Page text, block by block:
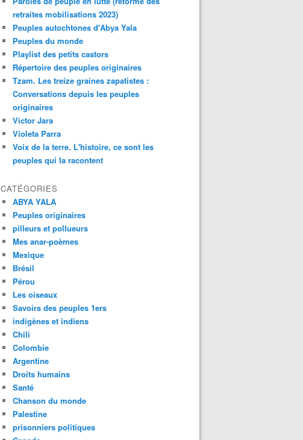
retraites mobilisations 2023)
Peuples autochtones d'Abya Yala
Peuples du monde
Playlist des petits castors
Répertoire des peuples originaires
Tzam. Les treize graines zapatistes :
Conversations depuis les peuples
originaires
Victor Jara
Violeta Parra
Voix de la terre. L'histoire, ce sont les
peuples qui la racontent
CATÉGORIES
ABYA YALA
Peuples originaires
pilleurs et pollueurs
Mes anar-poèmes
Mexique
Brésil
Pérou
Les oiseaux
Savoirs des peuples 1ers
indigènes et indiens
Chili
Colombie
Argentine
Droits humains
Santé
Chanson du monde
Palestine
prisonniers politiques